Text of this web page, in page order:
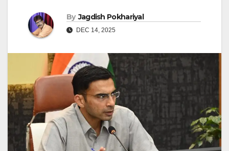
By Jagdish Pokhariyal
DEC 14, 2025